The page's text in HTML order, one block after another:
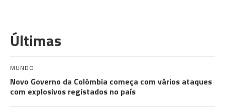
Últimas
MUNDO
Novo Governo da Colômbia começa com vários ataques
com explosivos registados no país